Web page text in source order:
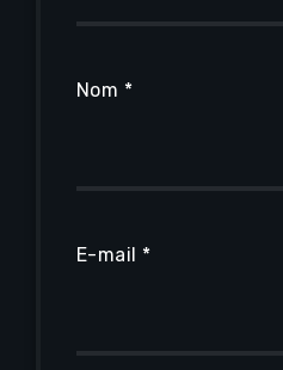
Nom *
E-mail *